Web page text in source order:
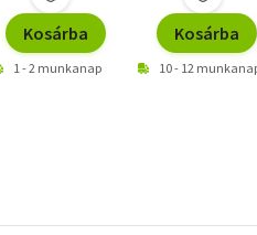
Kosárba
1 - 2 munkanap
Kosárba
10 - 12